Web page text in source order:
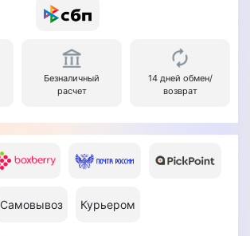
Безналичный
расчет
14 дней обмен/
возврат
Самовывоз Курьером